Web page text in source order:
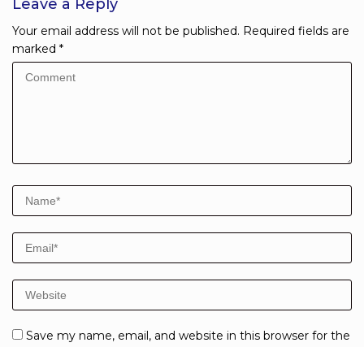
Leave a Reply
Your email address will not be published. Required fields are
marked *
Save my name, email, and website in this browser for the